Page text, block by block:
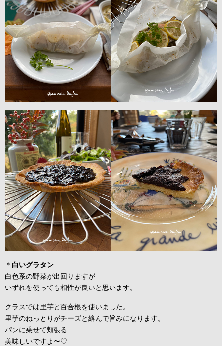
＊ 白いグラタン
白色系の野菜が出回りますが
いずれを使っても相性が良いと思います。
クラスでは里芋と百合根を使いました。
里芋のねっとりがチーズと絡んで旨みになります。
パンに乗せて頬張る
美味しいですよ〜♡